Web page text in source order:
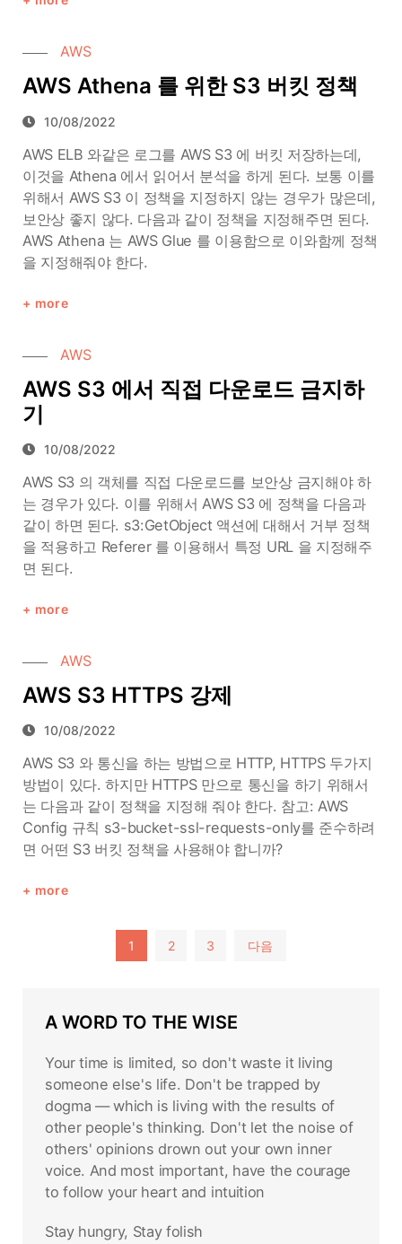
AWS
AWS Athena 를 위한 S3 버킷 정책
10/08/2022
AWS ELB 와같은 로그를 AWS S3 에 버킷 저장하는데,
이것을 Athena 에서 읽어서 분석을 하게 된다. 보통 이를
위해서 AWS S3 이 정책을 지정하지 않는 경우가 많은데,
보안상 좋지 않다. 다음과 같이 정책을 지정해주면 된다.
AWS Athena 는 AWS Glue 를 이용함으로 이와함께 정책
을 지정해줘야 한다.
more
AWS
AWS S3 에서 직접 다운로드 금지하
기
10/08/2022
AWS S3 의 객체를 직접 다운로드를 보안상 금지해야 하
는 경우가 있다. 이를 위해서 AWS S3 에 정책을 다음과
같이 하면 된다. s3:GetObject 액션에 대해서 거부 정책
을 적용하고 Referer 를 이용해서 특정 URL 을 지정해주
면 된다.
more
AWS
AWS S3 HTTPS 강제
10/08/2022
AWS S3 와 통신을 하는 방법으로 HTTP, HTTPS 두가지
방법이 있다. 하지만 HTTPS 만으로 통신을 하기 위해서
는 다음과 같이 정책을 지정해 줘야 한다. 참고: AWS
Config 규칙 s3-bucket-ssl-requests-only를 준수하려
면 어떤 S3 버킷 정책을 사용해야 합니까?
more
1 2 3 다음
A WORD TO THE WISE
Your time is limited, so don't waste it living
someone else's life. Don't be trapped by
dogma — which is living with the results of
other people's thinking. Don't let the noise of
others' opinions drown out your own inner
voice. And most important, have the courage
to follow your heart and intuition
Stay hungry, Stay folish